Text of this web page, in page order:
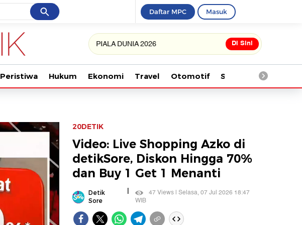
Cancel Daftar MPC Masuk
Tonton kabar terbaru PIALA DUNIA 2026 Di Sini
Peristiwa Hukum Ekonomi Travel Otomotif Saintek
20DETIK
Video: Live Shopping Azko di
detikSore, Diskon Hingga 70%
dan Buy 1 Get 1 Menanti
Detik
Sore
|
47 Views | Selasa, 07 Jul 2026 18:47
WIB